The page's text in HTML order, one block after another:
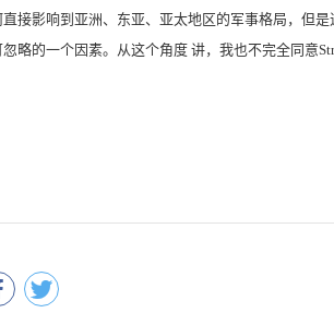
接影响到亚洲、东亚、亚太地区的军事格局，但
略的一个因素。从这个角度 讲，我也不完全同意